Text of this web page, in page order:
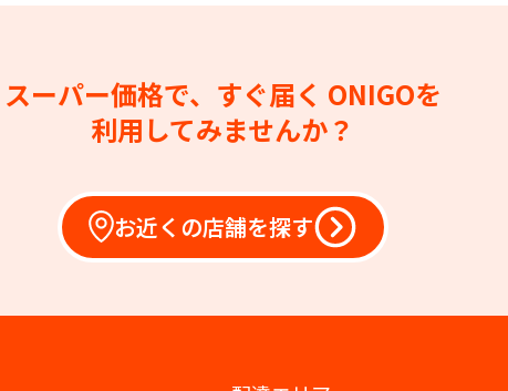
スーパー価格で、すぐ届く ONIGOを
利用してみませんか？
お近くの店舗を探す